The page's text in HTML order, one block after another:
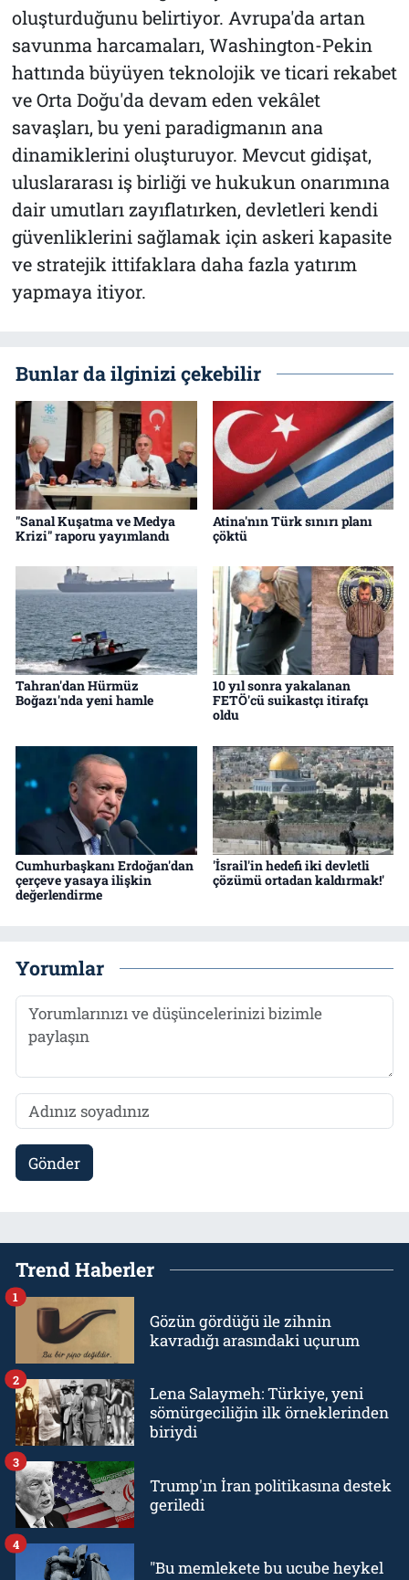
oluşturduğunu belirtiyor. Avrupa'da artan
savunma harcamaları, Washington-Pekin
hattında büyüyen teknolojik ve ticari rekabet
ve Orta Doğu'da devam eden vekâlet
savaşları, bu yeni paradigmanın ana
dinamiklerini oluşturuyor. Mevcut gidişat,
uluslararası iş birliği ve hukukun onarımına
dair umutları zayıflatırken, devletleri kendi
güvenliklerini sağlamak için askeri kapasite
ve stratejik ittifaklara daha fazla yatırım
yapmaya itiyor.
Bunlar da ilginizi çekebilir
"Sanal Kuşatma ve Medya
Krizi" raporu yayımlandı
Atina'nın Türk sınırı planı
çöktü
Tahran'dan Hürmüz
Boğazı'nda yeni hamle
10 yıl sonra yakalanan
FETÖ'cü suikastçı itirafçı
oldu
Cumhurbaşkanı Erdoğan'dan
çerçeve yasaya ilişkin
değerlendirme
'İsrail'in hedefi iki devletli
çözümü ortadan kaldırmak!'
Yorumlar
Gönder
Trend Haberler
Gözün gördüğü ile zihnin
kavradığı arasındaki uçurum
1
Lena Salaymeh: Türkiye, yeni
sömürgeciliğin ilk örneklerinden
biriydi
2
Trump'ın İran politikasına destek
geriledi
3
"Bu memlekete bu ucube heykel
4